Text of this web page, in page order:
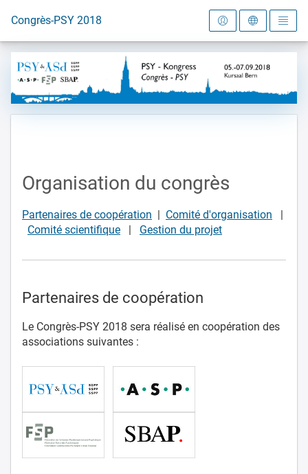
Vers la page d'accueil
Congrès-PSY 2018
Organisation du congrès
Partenaires de coopération | Comité d'organisation |
Comité scientifique | Gestion du projet
Partenaires de coopération
Le Congrès-PSY 2018 sera réalisé en coopération des
associations suivantes :